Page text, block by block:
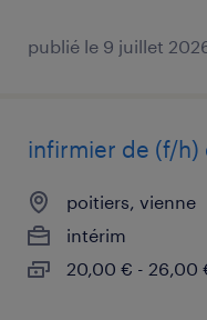
publié le 9 juillet
infirmier de (f/h)
poitiers, vienne
intérim
20,00 € - 26,00